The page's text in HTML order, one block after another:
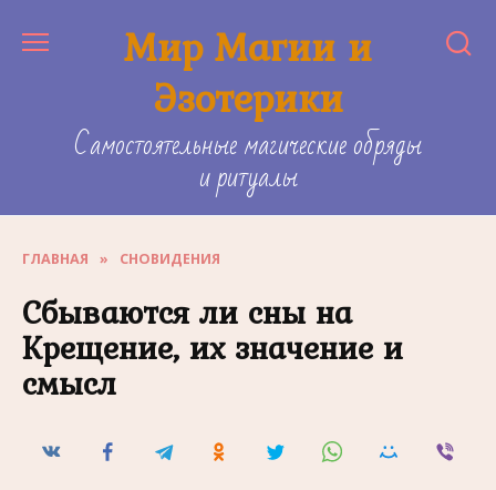
Мир Магии и
Эзотерики
Самостоятельные магические обряды
и ритуалы
ГЛАВНАЯ » СНОВИДЕНИЯ
Сбываются ли сны на
Крещение, их значение и
смысл